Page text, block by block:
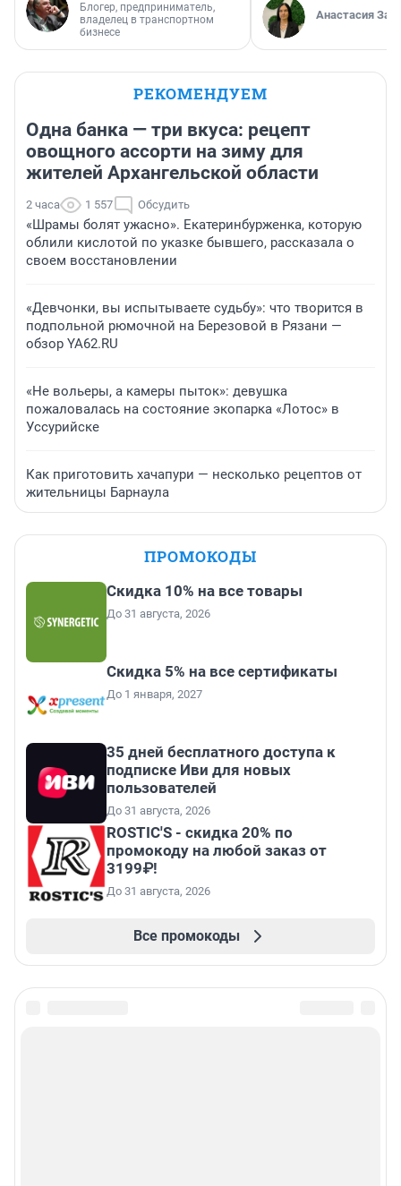
Блогер, предприниматель,
владелец в транспортном
бизнесе
Анастасия
РЕКОМЕНДУЕМ
Одна банка — три вкуса: рецепт
овощного ассорти на зиму для
жителей Архангельской области
2 часа 1 557 Обсудить
«Шрамы болят ужасно». Екатеринбурженка, которую
облили кислотой по указке бывшего, рассказала о
своем восстановлении
«Девчонки, вы испытываете судьбу»: что творится в
подпольной рюмочной на Березовой в Рязани —
обзор YA62.RU
«Не вольеры, а камеры пыток»: девушка
пожаловалась на состояние экопарка «Лотос» в
Уссурийске
Как приготовить хачапури — несколько рецептов от
жительницы Барнаула
ПРОМОКОДЫ
Скидка 10% на все товары
До 31 августа, 2026
Скидка 5% на все сертификаты
До 1 января, 2027
35 дней бесплатного доступа к
подписке Иви для новых
пользователей
До 31 августа, 2026
ROSTIC'S - скидка 20% по
промокоду на любой заказ от
3199₽!
До 31 августа, 2026
Все промокоды